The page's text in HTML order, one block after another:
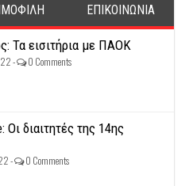
ΕΠΙΚΟΙΝΩΝΙΑ
Τα εισιτήρια με ΠΑΟΚ
- 0 Comments
Οι διαιτητές της 14ης
- 0 Comments